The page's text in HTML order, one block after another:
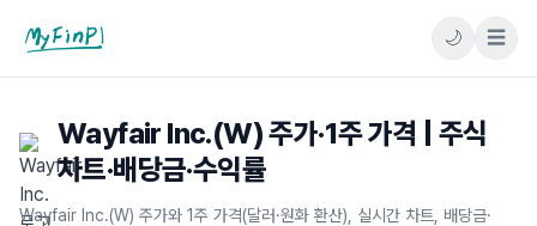
마이핀플
🌙 ☰
Wayfair Inc.(W) 주가·1주 가격 | 주식
차트·배당금·수익률
Wayfair Inc.(W) 주가와 1주 가격(달러·원화 환산), 실시간 차트, 배당금·